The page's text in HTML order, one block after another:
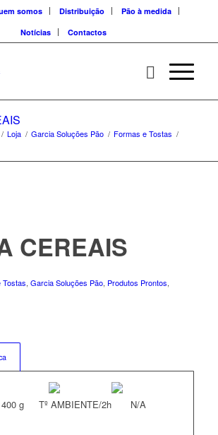
somos Distribuição
Pão à medida
Notícias
Contactos
/ Loja / Garcia Soluções Pão / Formas e Tostas /
CEREAIS
Tostas, Garcia Soluções Pão, Produtos Prontos,
400 g Tº AMBIENTE/2h N/A